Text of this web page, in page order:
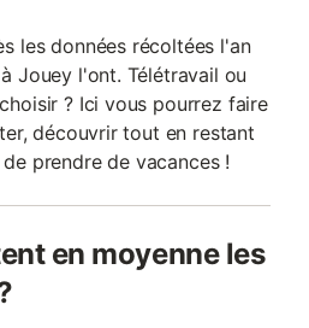
les données récoltées l'an
Jouey l'ont. Télétravail ou
? Ici vous pourrez faire
découvrir tout en restant
prendre de vacances !
en moyenne les